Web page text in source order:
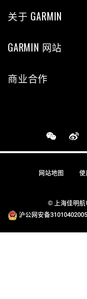
关于 GARMIN
GARMIN 网站
商业合作
© 上海佳明航
沪公网安备
网站地图 使